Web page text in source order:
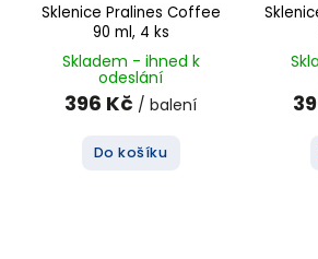
Sklenice Pralines Coffee
90 ml, 4 ks
Skladem - ihned k
odeslání
396 Kč / balení
Do košíku